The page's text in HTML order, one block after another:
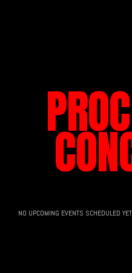
NO UPCOMING EVENTS SCHEDULED